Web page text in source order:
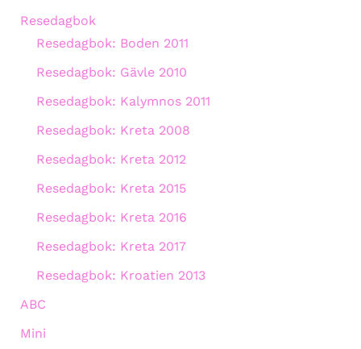
Resedagbok
Resedagbok: Boden 2011
Resedagbok: Gävle 2010
Resedagbok: Kalymnos 2011
Resedagbok: Kreta 2008
Resedagbok: Kreta 2012
Resedagbok: Kreta 2015
Resedagbok: Kreta 2016
Resedagbok: Kreta 2017
Resedagbok: Kroatien 2013
ABC
Mini